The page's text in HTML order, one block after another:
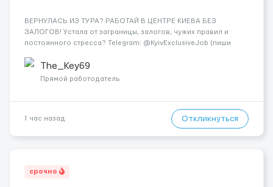
ВЕРНУЛАСЬ ИЗ ТУРА? РАБОТАЙ В ЦЕНТРЕ КИЕВА БЕЗ
ЗАЛОГОВ! Устала от заграницы, залогов, чужих правил и
постоянного стресса? Telegram: @KyivExclusiveJob (пиши
самом центре Киева Можно работать в эскорте или в
эротическом массаже (н...
The_Key69
Прямой работодатель
1 час назад Откликнуться
срочно